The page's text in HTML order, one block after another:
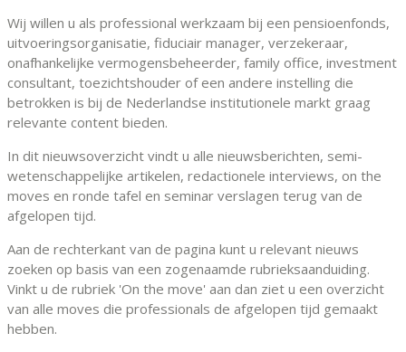
Wij willen u als professional werkzaam bij een pensioenfonds,
uitvoeringsorganisatie, fiduciair manager, verzekeraar,
onafhankelijke vermogensbeheerder, family office, investment
consultant, toezichtshouder of een andere instelling die
betrokken is bij de Nederlandse institutionele markt graag
relevante content bieden.
In dit nieuwsoverzicht vindt u alle nieuwsberichten, semi-
wetenschappelijke artikelen, redactionele interviews, on the
moves en ronde tafel en seminar verslagen terug van de
afgelopen tijd.
Aan de rechterkant van de pagina kunt u relevant nieuws
zoeken op basis van een zogenaamde rubrieksaanduiding.
Vinkt u de rubriek 'On the move' aan dan ziet u een overzicht
van alle moves die professionals de afgelopen tijd gemaakt
hebben.